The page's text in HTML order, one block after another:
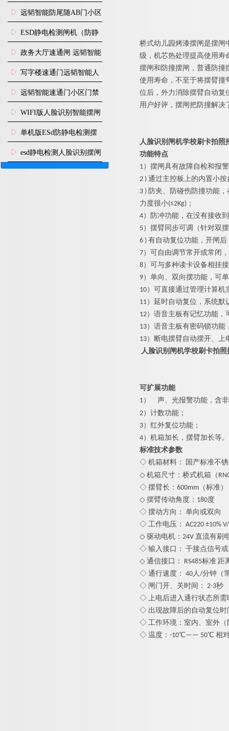
机
远韬智能防尾随AB门小区
门禁闸机安装
​ESD静电检测闸机（防静
电门禁通道系统）
政务大厅速通闸 远韬智能
防尾随静音速通门
写字楼速通门远韬智能人
脸识别快速通道闸
远韬智能速通门小区门禁
闸机食堂消费摆闸
WIFI版人脸识别智能摆闸
机
单机版ESd防静电检测摆
闸机
esd静电检测人脸识别摆闸
安装
桥式幼儿园烤漆摆闸是摆闸
级，机芯热处理提高使用寿
摆闸和防撞摆闸，普通防撞
使用寿命，不至于将摆臂撞
位后，外力消除摆臂自动复
用户好评，摆闸把防撞解决
人脸识别闸机学校刷卡拍照
功能特点
1） 摆闸具有故障自检和报
2 ) 通过主控板上的内置小
3 ) 防夹、防碰伤防撞功能
力度很小(≤2Kg)；
4）防冲功能，在没有接收
5）摆臂同步可调（针对双
6 ) 有自动复位功能，开闸
7）可自由调节常开或常闭
8）可与多种读卡设备相挂
9）单向、双向摆功能，可
10）可直接通过管理计算机
11）延时自动复位，系统默
12）语音主板有记忆功能，
13）语音主板有密码锁功
13）断电摆臂自动摆开、
人脸识别闸机学校刷卡拍
可扩展功能
1）
声、光报警功能，含
2）计数功能；
3）红外复位功能；
4）机箱加长，摆臂加长等。
标准技术参数
◇ 机箱材料： 国产标准不
◇ 机箱尺寸：桥式机箱（
◇ 摆臂长：600mm（标准）
◇ 摆臂传动角度：180度
◇ 摆动方向： 单向或双向
◇ 工作电压： AC220 ±10% V/
◇ 驱动电机：24V 直流有刷
◇ 输入接口： 干接点信号或
◇ 通信接口： RS485标准 距
◇ 通行速度： 40人/分钟（
◇ 闸门开、关时间： 2-3秒
◇ 上电后进入通行状态所需
◇ 出现故障后的自动复位时
◇ 工作环境：室内、室外（
◇ 温度：-10℃—— 50℃ 相对